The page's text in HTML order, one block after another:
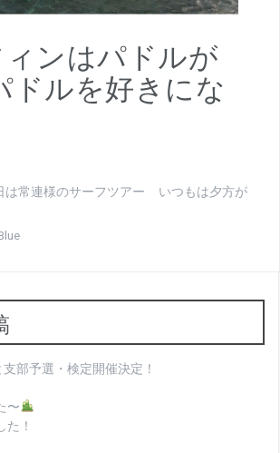
ンはパドルが
ドルを好きにな
常連様のサーフツアー いつもは夕方が
部予選・検定開催決定！
〜
た！